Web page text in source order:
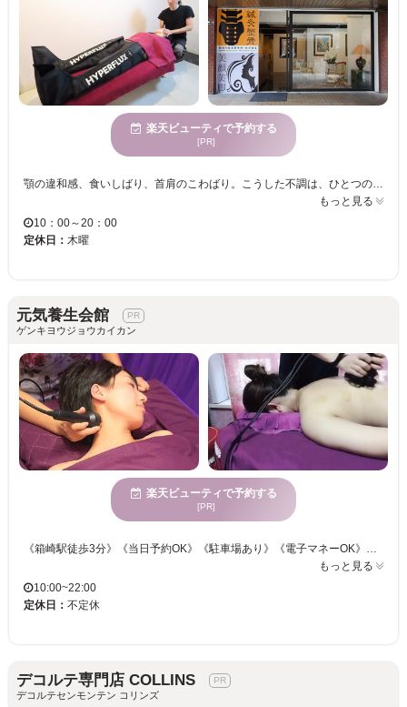
楽天ビューティで予約する
[PR]
もっと見る
10：00～20：00
定休日： 木曜
元気養生会館
ゲンキヨウジョウカイカン
楽天ビューティで予約する
[PR]
もっと見る
10:00~22:00
定休日： 不定休
デコルテ専門店 COLLINS
デコルテセンモンテン コリンズ